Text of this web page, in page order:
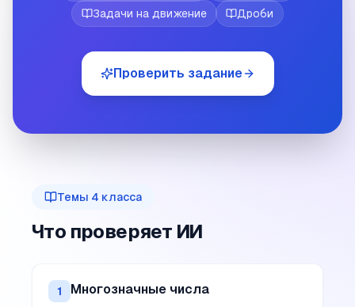
Задачи на движение
Дроби
Проверить задание
Темы 4 класса
Что проверяет ИИ
1 Многозначные числа